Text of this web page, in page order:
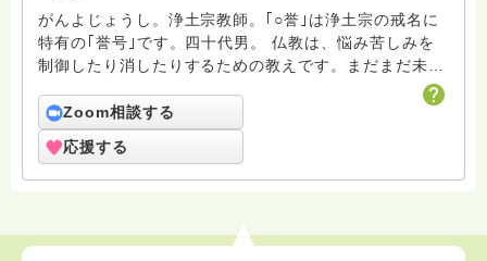
がんよじょうし。浄土宗教師。｢○誉｣は浄土宗の戒名に
特有の｢誉号｣です。四十代男。 仏教は、悩み苦しみを
制御したり消したりするための教えです。まだまだ未熟
Zoom相談する
応援する